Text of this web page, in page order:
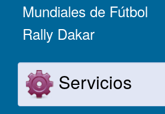
Mundiales de Fútbol
Rally Dakar
Servicios